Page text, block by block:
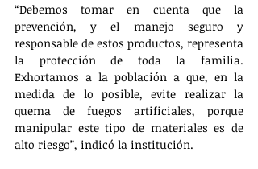
“Debemos tomar en cuenta que la
prevención, y el manejo seguro y
responsable de estos productos, representa
la protección de toda la familia.
Exhortamos a la población a que, en la
medida de lo posible, evite realizar la
quema de fuegos artificiales, porque
manipular este tipo de materiales es de
alto riesgo”, indicó la institución.